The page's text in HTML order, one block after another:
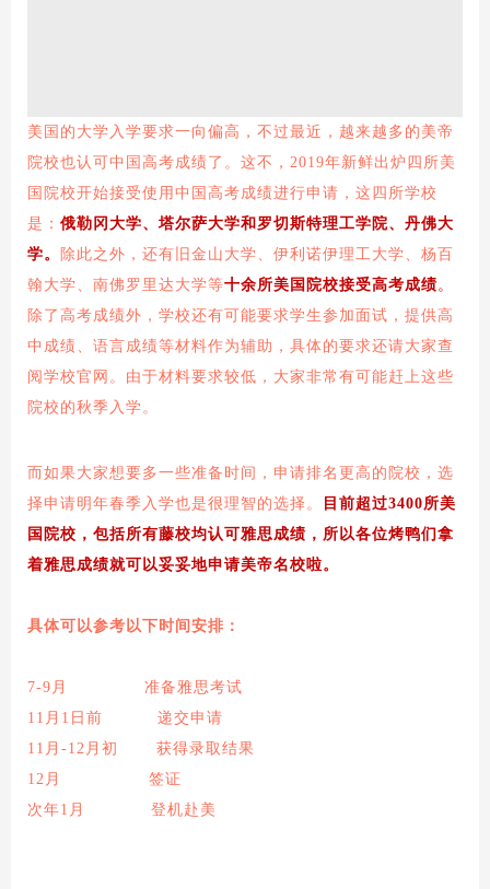
美国的大学入学要求一向偏高，不过最近，越来越多的美帝
院校也认可中国高考成绩了。这不，2019年新鲜出炉四所美
国院校开始接受使用中国高考成绩进行申请，这四所学校
是： 俄勒冈大学、塔尔萨大学和罗切斯特理工学院、丹佛大
学。
除此之外，还有旧金山大学、伊利诺伊理工大学、杨百
翰大学、南佛罗里达大学等十余所美国院校接受高考成绩。
除了高考成绩外，学校还有可能要求学生参加面试，提供高
中成绩、语言成绩等材料作为辅助，具体的要求还请大家查
阅学校官网。由于材料要求较低，大家非常有可能赶上这些
院校的秋季入学。
而如果大家想要多一些准备时间，申请排名更高的院校，选
择申请明年春季入学也是很理智的选择。
目前超过3400所美
国院校，包括所有藤校均认可雅思成绩，所以各位烤鸭们拿
着雅思成绩就可以妥妥地申请美帝名校啦。
具体可以参考以下时间安排：
7-9月 准备雅思考试
11月1日前 递交申请
11月-12月初 获得录取结果
12月 签证
次年1月 登机赴美